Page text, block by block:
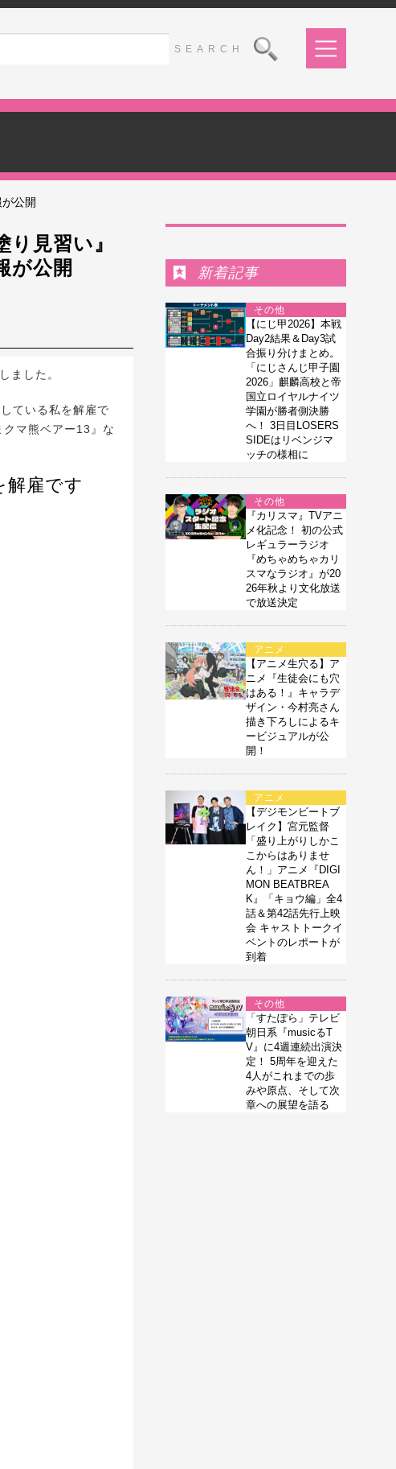
公開
見習い』
が公開
ました。
ている私を解雇で
マ熊ベアー13』な
解雇です
新着記事
その他
【にじ甲2026】本戦
Day2結果＆Day3試
合振り分けまとめ。
「にじさんじ甲子園
2026」麒麟高校と帝
国立ロイヤルナイツ
学園が勝者側決勝
へ！ 3日目LOSERS
SIDEはリベンジマ
ッチの様相に
その他
『カリスマ』TVアニ
メ化記念！ 初の公式
レギュラーラジオ
『めちゃめちゃカリ
スマなラジオ』が20
26年秋より文化放送
で放送決定
アニメ
【アニメ生穴る】ア
ニメ『生徒会にも穴
はある！』キャラデ
ザイン・今村亮さん
描き下ろしによるキ
ービジュアルが公
開！
アニメ
【デジモンビートブ
レイク】宮元監督
「盛り上がりしかこ
こからはありませ
ん！」アニメ『DIGI
MON BEATBREA
K』「キョウ編」全4
話＆第42話先行上映
会 キャストトークイ
ベントのレポートが
到着
その他
「すたぽら」テレビ
朝日系『musicるT
V』に4週連続出演決
定！ 5周年を迎えた
4人がこれまでの歩
みや原点、そして次
章への展望を語る